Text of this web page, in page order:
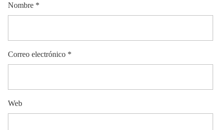
Nombre *
Correo electrónico *
Web